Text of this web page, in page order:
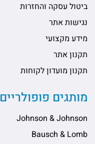
ביטול עסקה והחזרות
נגישות אתר
מידע מקצועי
תקנון אתר
תקנון מועדון לקוחות
מותגים פופולריים
Johnson & Johnson
Bausch & Lomb